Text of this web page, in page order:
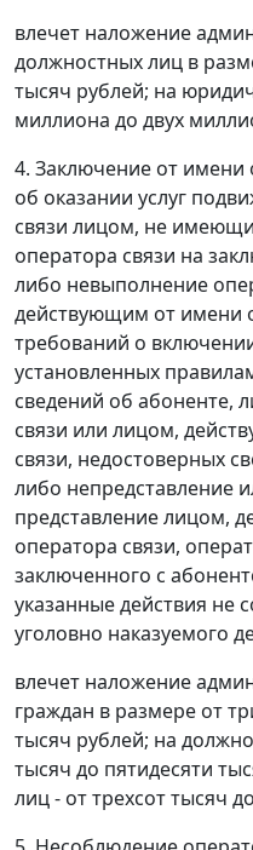
влечет наложение
должностных лиц в
тысяч рублей; на
миллиона до двух
4. Заключение от имени
об оказании услуг
связи лицом, не
оператора связи на
либо невыполнение
действующим от имени
требований о
установленных
сведений об абоненте,
связи или лицом,
связи, недостоверных
либо непредставление
представление лицом,
оператора связи,
заключенного с
указанные действия не
уголовно наказуемого
влечет наложение
граждан в размере от
тысяч рублей; на
тысяч до пятидесяти
лиц - от трехсот тысяч